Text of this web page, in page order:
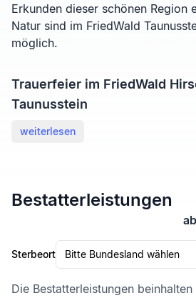
Erkunden dieser schönen Region
Natur sind im FriedWald
möglich.
Trauerfeier im FriedWald
Taunusstein
weiterlesen
Bestatterleistungen
Sterbeort Bitte Bundesland wählen
Die Bestatterleistungen